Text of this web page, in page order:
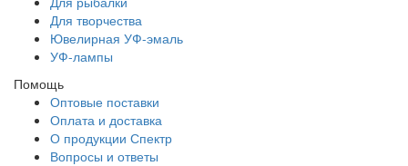
Для творчества
Ювелирная УФ-эмаль
УФ-лампы
Помощь
Оптовые поставки
Оплата и доставка
О продукции Спектр
Вопросы и ответы